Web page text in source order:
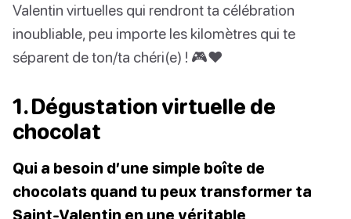
Valentin virtuelles qui rendront ta célébration
inoubliable, peu importe les kilomètres qui te
séparent de ton/ta chéri(e) ! 🎮❤️
1. Dégustation virtuelle de
chocolat
Qui a besoin d’une simple boîte de
chocolats quand tu peux transformer ta
Saint-Valentin en une véritable